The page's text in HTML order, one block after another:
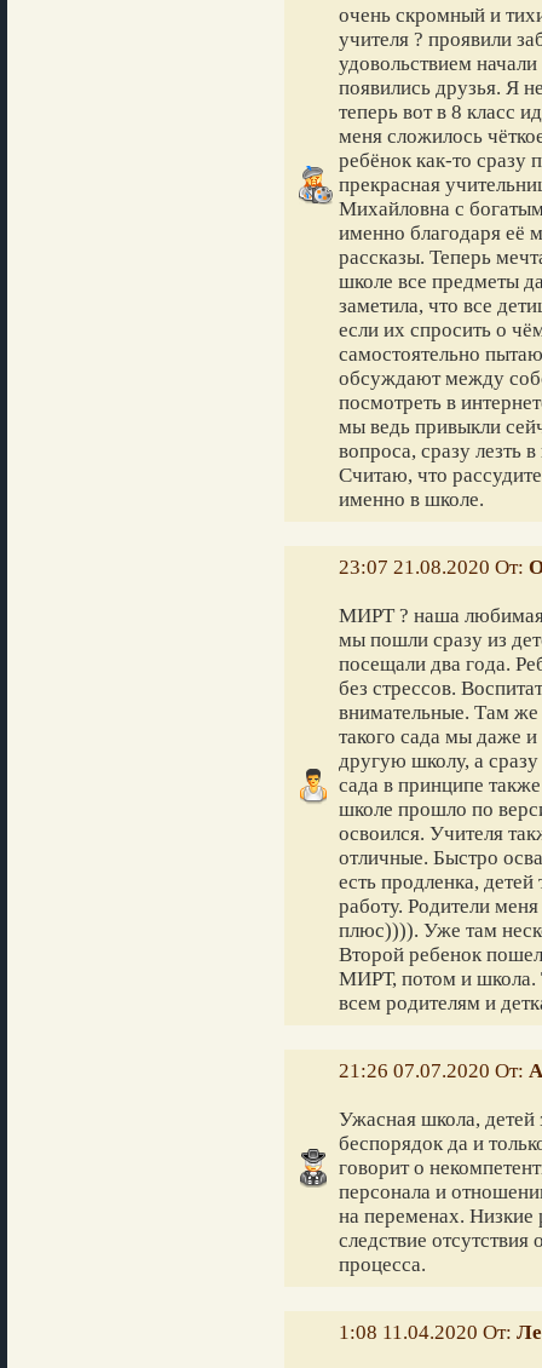
очень скромный и
учителя ? проявили
удовольствием
появились друзья. Я
теперь вот в 8 класс
меня сложилось
ребёнок как-то сразу
прекрасная
Михайловна с
именно благодаря её
рассказы. Теперь
школе все предметы
заметила, что все
если их спросить о
самостоятельно
обсуждают между
посмотреть в
мы ведь привыкли
вопроса, сразу лезть
Считаю, что
именно в школе.
23:07 21.08.2020 От:
МИРТ ? наша любимая
мы пошли сразу из
посещали два года.
без стрессов.
внимательные. Там же
такого сада мы даже
другую школу, а
сада в принципе
школе прошло по
освоился. Учителя
отличные. Быстро
есть продленка,
работу. Родители
плюс)))). Уже там
Второй ребенок
МИРТ, потом и школа.
всем родителям и
21:26 07.07.2020 От:
Ужасная школа, детей
беспорядок да и
говорит о
персонала и
на переменах. Низкие
следствие отсутствия
процесса.
1:08 11.04.2020 От: